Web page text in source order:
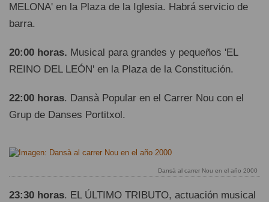
MELONA' en la Plaza de la Iglesia. Habrá servicio de
barra.
20:00 horas. Musical para grandes y pequeños 'EL
REINO DEL LEÓN' en la Plaza de la Constitución.
22:00 horas. Dansà Popular en el Carrer Nou con el
Grup de Danses Portitxol.
Dansà al carrer Nou en el año 2000
23:30 horas. EL ÚLTIMO TRIBUTO, actuación musical